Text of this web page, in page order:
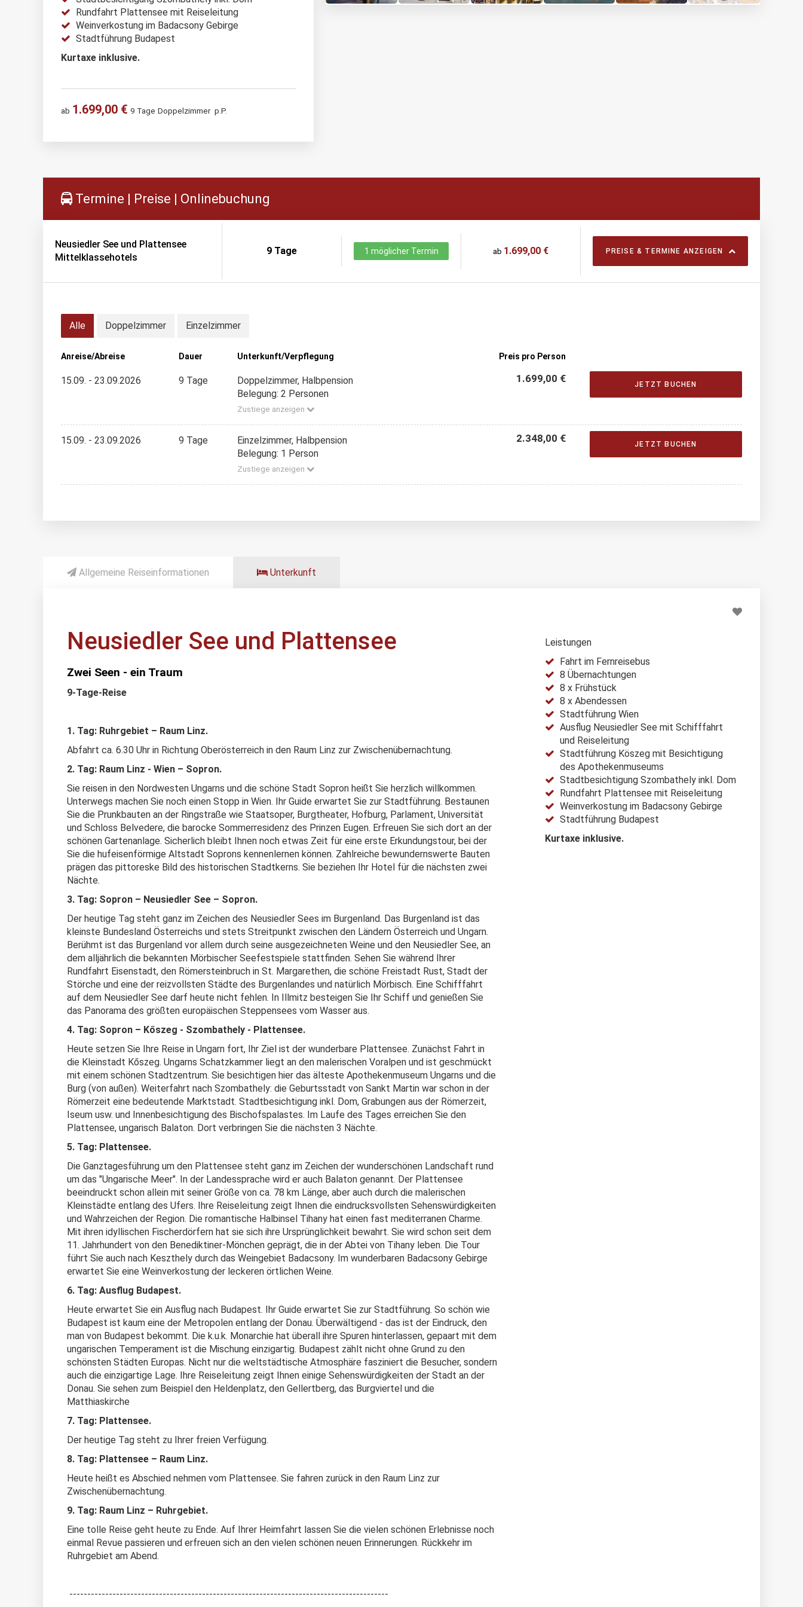
Rundfahrt Plattensee mit Reiseleitung
Weinverkostung im Badacsony Gebirge
Stadtführung Budapest
Kurtaxe inklusive.
ab 1.699,00 € 9 Tage Doppelzimmer p.P.
Termine | Preise | Onlinebuchung
Neusiedler See und Plattensee
Mittelklassehotels
9 Tage 1 möglicher Termin ab 1.699,00 € PREISE & TERMINE ANZEIGEN
Alle Doppelzimmer Einzelzimmer
Anreise/Abreise Dauer Unterkunft/Verpflegung Preis pro Person
15.09. - 23.09.2026 9 Tage
Doppelzimmer, Halbpension
Belegung: 2 Personen
Zustiege anzeigen
1.699,00 € JETZT BUCHEN
15.09. - 23.09.2026 9 Tage
Einzelzimmer, Halbpension
Belegung: 1 Person
Zustiege anzeigen
2.348,00 € JETZT BUCHEN
Allgemeine Reiseinformationen Unterkunft
Neusiedler See und Plattensee
Zwei Seen - ein Traum
9-Tage-Reise
1. Tag: Ruhrgebiet – Raum Linz.
Abfahrt ca. 6.30 Uhr in Richtung Oberösterreich in den Raum Linz zur Zwischenübernachtung.
2. Tag: Raum Linz - Wien – Sopron.
Sie reisen in den Nordwesten Ungarns und die schöne Stadt Sopron heißt Sie herzlich willkommen.
Unterwegs machen Sie noch einen Stopp in Wien. Ihr Guide erwartet Sie zur Stadtführung. Bestaunen
Sie die Prunkbauten an der Ringstraße wie Staatsoper, Burgtheater, Hofburg, Parlament, Universität
und Schloss Belvedere, die barocke Sommerresidenz des Prinzen Eugen. Erfreuen Sie sich dort an der
schönen Gartenanlage. Sicherlich bleibt Ihnen noch etwas Zeit für eine erste Erkundungstour, bei der
Sie die hufeisenförmige Altstadt Soprons kennenlernen können. Zahlreiche bewundernswerte Bauten
prägen das pittoreske Bild des historischen Stadtkerns. Sie beziehen Ihr Hotel für die nächsten zwei
Nächte.
3. Tag: Sopron – Neusiedler See – Sopron.
Der heutige Tag steht ganz im Zeichen des Neusiedler Sees im Burgenland. Das Burgenland ist das
kleinste Bundesland Österreichs und stets Streitpunkt zwischen den Ländern Österreich und Ungarn.
Berühmt ist das Burgenland vor allem durch seine ausgezeichneten Weine und den Neusiedler See, an
dem alljährlich die bekannten Mörbischer Seefestspiele stattfinden. Sehen Sie während Ihrer
Rundfahrt Eisenstadt, den Römersteinbruch in St. Margarethen, die schöne Freistadt Rust, Stadt der
Störche und eine der reizvollsten Städte des Burgenlandes und natürlich Mörbisch. Eine Schifffahrt
auf dem Neusiedler See darf heute nicht fehlen. In Illmitz besteigen Sie Ihr Schiff und genießen Sie
das Panorama des größten europäischen Steppensees vom Wasser aus.
4. Tag: Sopron – Kőszeg - Szombathely - Plattensee.
Heute setzen Sie Ihre Reise in Ungarn fort, Ihr Ziel ist der wunderbare Plattensee. Zunächst Fahrt in
die Kleinstadt Kőszeg. Ungarns Schatzkammer liegt an den malerischen Voralpen und ist geschmückt
mit einem schönen Stadtzentrum. Sie besichtigen hier das älteste Apothekenmuseum Ungarns und die
Burg (von außen). Weiterfahrt nach Szombathely: die Geburtsstadt von Sankt Martin war schon in der
Römerzeit eine bedeutende Marktstadt. Stadtbesichtigung inkl. Dom, Grabungen aus der Römerzeit,
Iseum usw. und Innenbesichtigung des Bischofspalastes. Im Laufe des Tages erreichen Sie den
Plattensee, ungarisch Balaton. Dort verbringen Sie die nächsten 3 Nächte.
5. Tag: Plattensee.
Die Ganztagesführung um den Plattensee steht ganz im Zeichen der wunderschönen Landschaft rund
um das "Ungarische Meer". In der Landessprache wird er auch Balaton genannt. Der Plattensee
beeindruckt schon allein mit seiner Größe von ca. 78 km Länge, aber auch durch die malerischen
Kleinstädte entlang des Ufers. Ihre Reiseleitung zeigt Ihnen die eindrucksvollsten Sehenswürdigkeiten
und Wahrzeichen der Region. Die romantische Halbinsel Tihany hat einen fast mediterranen Charme.
Mit ihren idyllischen Fischerdörfern hat sie sich ihre Ursprünglichkeit bewahrt. Sie wird schon seit dem
11. Jahrhundert von den Benediktiner-Mönchen geprägt, die in der Abtei von Tihany leben. Die Tour
führt Sie auch nach Keszthely durch das Weingebiet Badacsony. Im wunderbaren Badacsony Gebirge
erwartet Sie eine Weinverkostung der leckeren örtlichen Weine.
6. Tag: Ausflug Budapest.
Heute erwartet Sie ein Ausflug nach Budapest. Ihr Guide erwartet Sie zur Stadtführung. So schön wie
Budapest ist kaum eine der Metropolen entlang der Donau. Überwältigend - das ist der Eindruck, den
man von Budapest bekommt. Die k.u.k. Monarchie hat überall ihre Spuren hinterlassen, gepaart mit dem
ungarischen Temperament ist die Mischung einzigartig. Budapest zählt nicht ohne Grund zu den
schönsten Städten Europas. Nicht nur die weltstädtische Atmosphäre fasziniert die Besucher, sondern
auch die einzigartige Lage. Ihre Reiseleitung zeigt Ihnen einige Sehenswürdigkeiten der Stadt an der
Donau. Sie sehen zum Beispiel den Heldenplatz, den Gellertberg, das Burgviertel und die
Matthiaskirche
7. Tag: Plattensee.
Der heutige Tag steht zu Ihrer freien Verfügung.
8. Tag: Plattensee – Raum Linz.
Heute heißt es Abschied nehmen vom Plattensee. Sie fahren zurück in den Raum Linz zur
Zwischenübernachtung.
9. Tag: Raum Linz – Ruhrgebiet.
Eine tolle Reise geht heute zu Ende. Auf Ihrer Heimfahrt lassen Sie die vielen schönen Erlebnisse noch
einmal Revue passieren und erfreuen sich an den vielen schönen neuen Erinnerungen. Rückkehr im
Ruhrgebiet am Abend.
-----------------------------------------------------------------------------------------
Leistungen
Fahrt im Fernreisebus
8 Übernachtungen
8 x Frühstück
8 x Abendessen
Stadtführung Wien
Ausflug Neusiedler See mit Schifffahrt
und Reiseleitung
Stadtführung Köszeg mit Besichtigung
des Apothekenmuseums
Stadtbesichtigung Szombathely inkl. Dom
Rundfahrt Plattensee mit Reiseleitung
Weinverkostung im Badacsony Gebirge
Stadtführung Budapest
Kurtaxe inklusive.